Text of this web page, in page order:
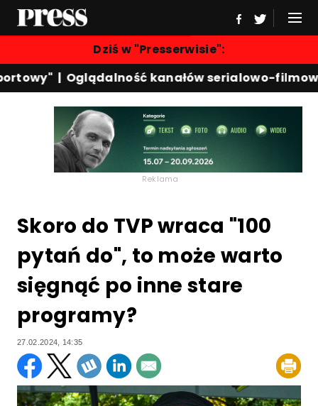
Dziś w "Presserwisie":
|Oglądalność kanałów serialowo-
Reklama
Skoro do TVP wraca "100
pytań do", to może warto
sięgnąć po inne stare
programy?
27.02.2024, 14:35